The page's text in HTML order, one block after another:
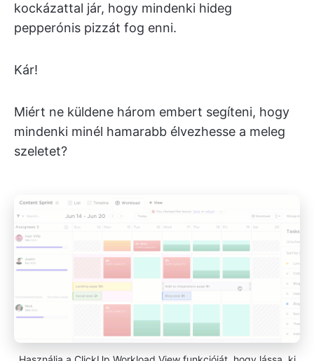
kockázattal jár, hogy mindenki hideg
pepperónis pizzát fog enni.
Kár!
Miért ne küldene három embert segíteni, hogy
mindenki minél hamarabb élvezhesse a meleg
szeletet?